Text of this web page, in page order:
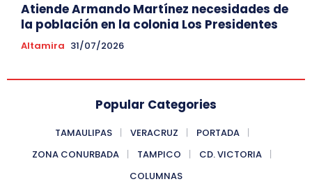
Atiende Armando Martínez necesidades de
la población en la colonia Los Presidentes
Altamira 31/07/2026
Popular Categories
TAMAULIPAS VERACRUZ
PORTADA
ZONA CONURBADA
TAMPICO
CD. VICTORIA
COLUMNAS